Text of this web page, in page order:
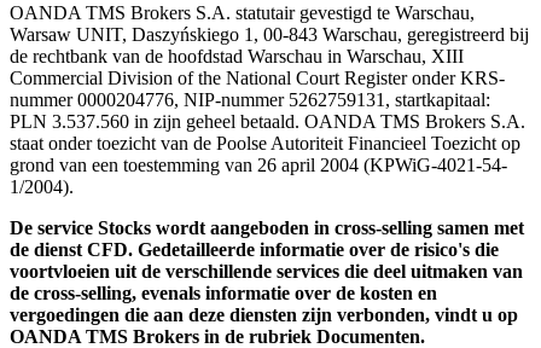
OANDA TMS Brokers S.A. statutair gevestigd te Warschau,
Warsaw UNIT, Daszyńskiego 1, 00-843 Warschau, geregistreerd bij
de rechtbank van de hoofdstad Warschau in Warschau, XIII
Commercial Division of the National Court Register onder KRS-
nummer 0000204776, NIP-nummer 5262759131, startkapitaal:
PLN 3.537.560 in zijn geheel betaald. OANDA TMS Brokers S.A.
staat onder toezicht van de Poolse Autoriteit Financieel Toezicht op
grond van een toestemming van 26 april 2004 (KPWiG-4021-54-
1/2004).
De service Stocks wordt aangeboden in cross-selling samen met
de dienst CFD. Gedetailleerde informatie over de risico's die
voortvloeien uit de verschillende services die deel uitmaken van
de cross-selling, evenals informatie over de kosten en
vergoedingen die aan deze diensten zijn verbonden, vindt u op
OANDA TMS Brokers in de rubriek Documenten.